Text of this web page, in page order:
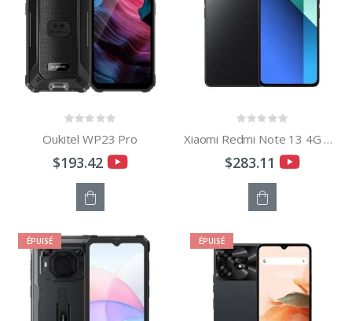
Oukitel WP23 Pro
$193.42
ÉPUISÉ
Xiaomi Redmi Note 13 4G Global
$283.11
ÉPUISÉ
ÉPUISÉ ÉPUISÉ